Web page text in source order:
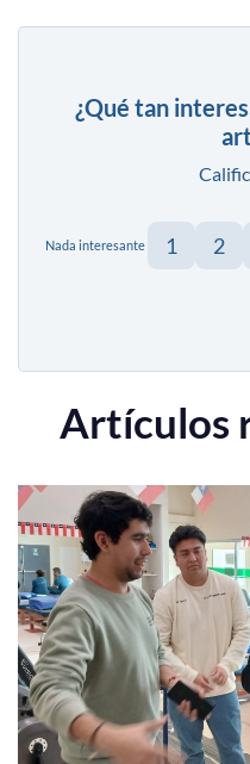
¿Qué tan
Nada interesante 1 2
Artículos